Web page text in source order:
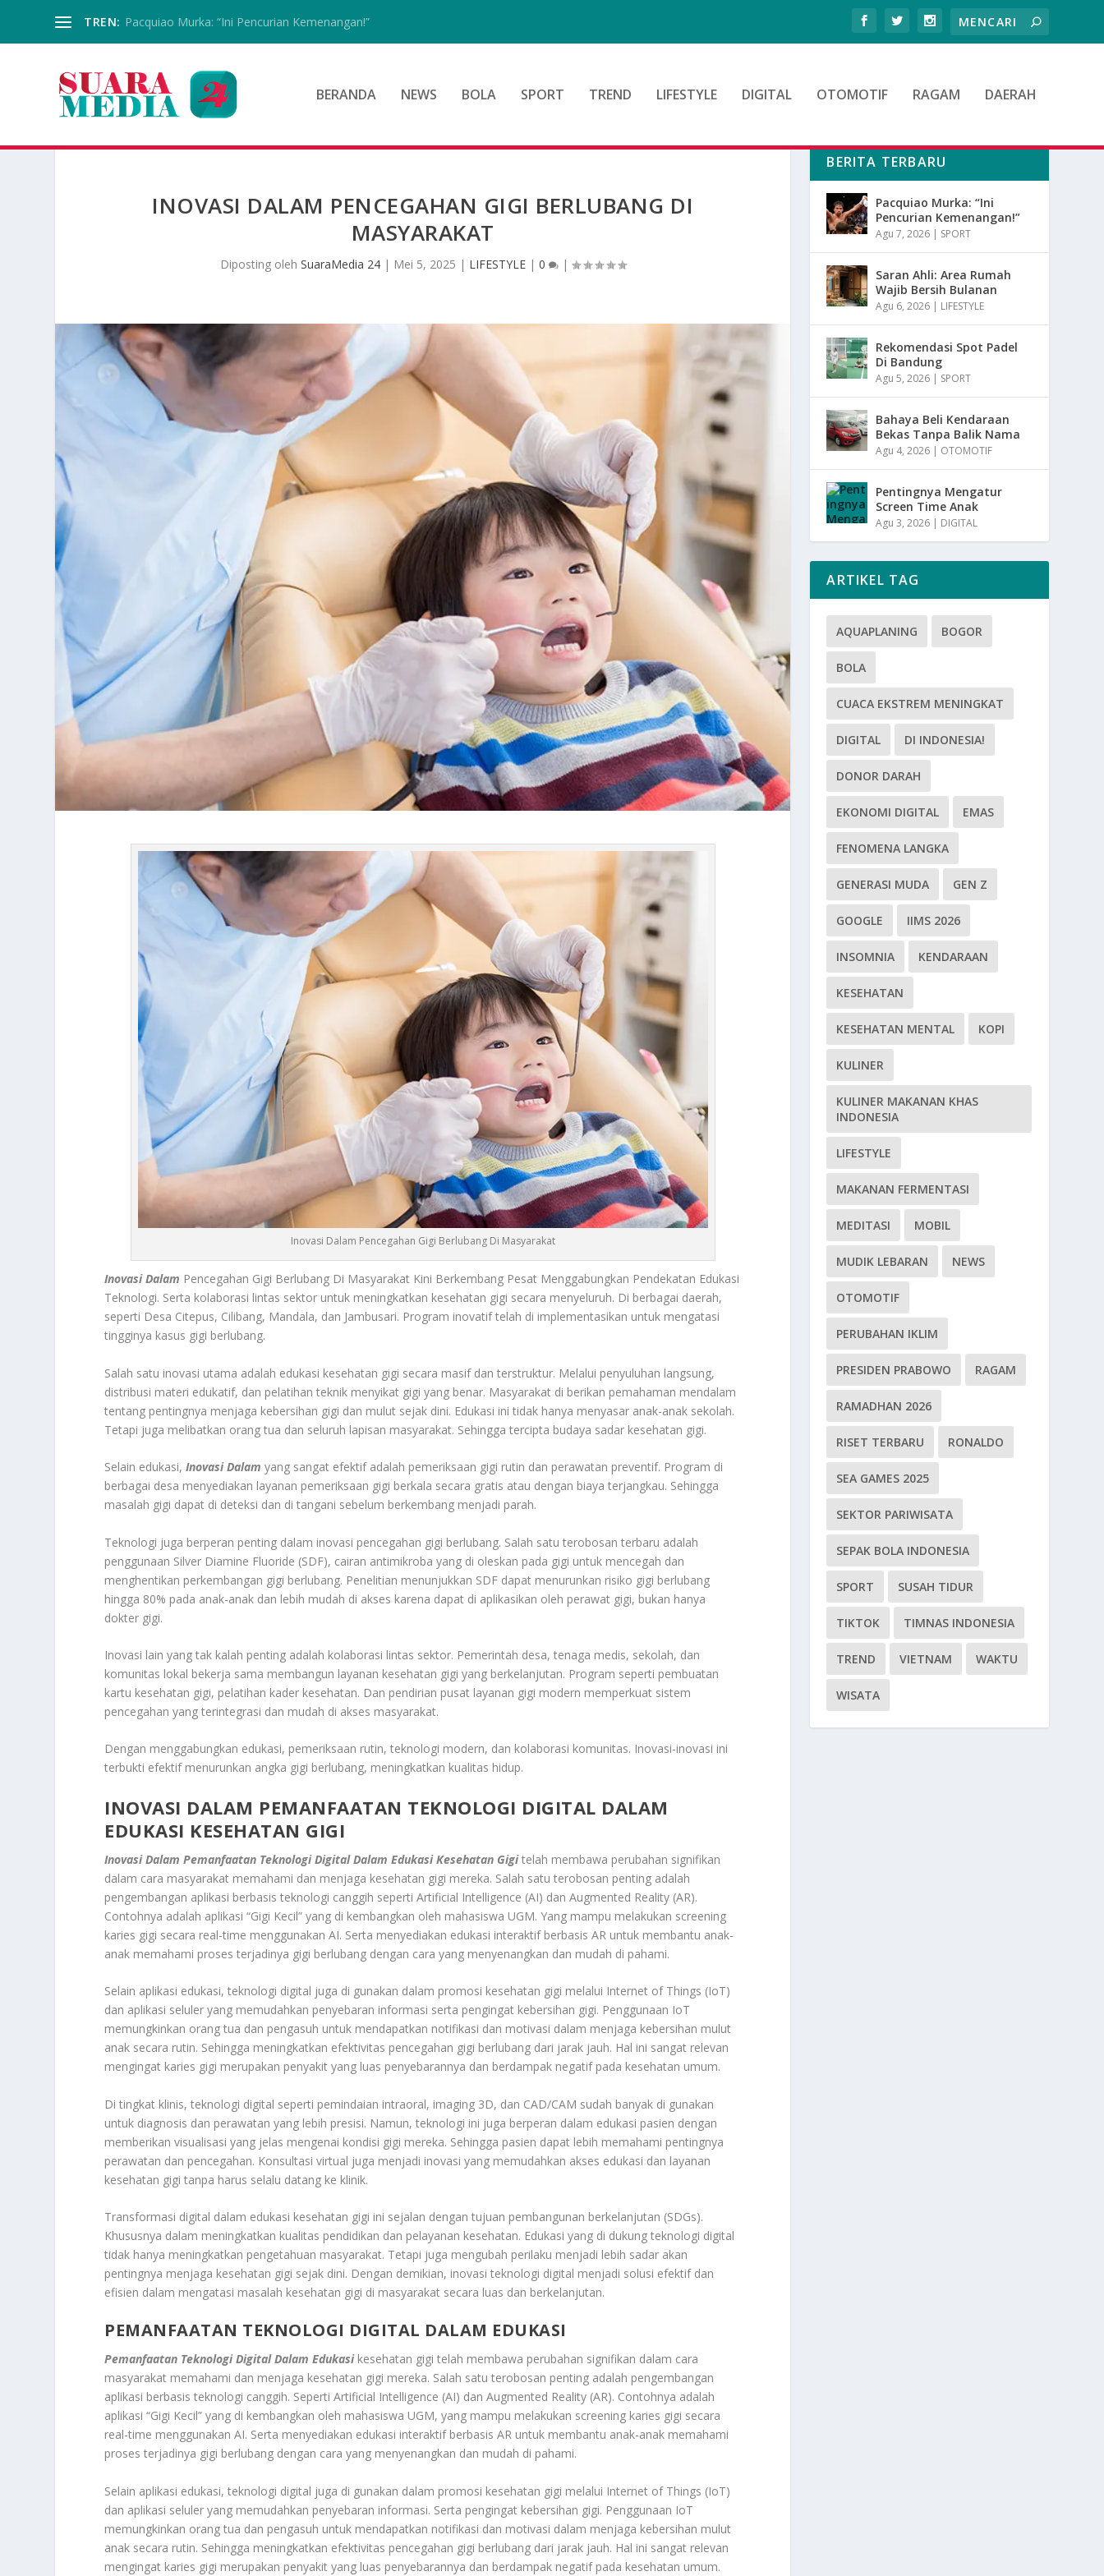
TREN: Pacquiao Murka: “Ini Pencurian Kemenangan!”
BERANDA NEWS BOLA SPORT TREND LIFESTYLE DIGITAL OTOMOTIF RAGAM DAERAH
INOVASI DALAM PENCEGAHAN GIGI BERLUBANG DI
MASYARAKAT
Diposting oleh SuaraMedia 24| Mei 5, 2025 | LIFESTYLE| 0 |
Inovasi Dalam Pencegahan Gigi Berlubang Di Masyarakat
Inovasi Dalam Pencegahan Gigi Berlubang Di Masyarakat Kini Berkembang Pesat Menggabungkan Pendekatan Edukasi
Teknologi. Serta kolaborasi lintas sektor untuk meningkatkan kesehatan gigi secara menyeluruh. Di berbagai daerah,
seperti Desa Citepus, Cilibang, Mandala, dan Jambusari. Program inovatif telah di implementasikan untuk mengatasi
tingginya kasus gigi berlubang.
Salah satu inovasi utama adalah edukasi kesehatan gigi secara masif dan terstruktur. Melalui penyuluhan langsung,
distribusi materi edukatif, dan pelatihan teknik menyikat gigi yang benar. Masyarakat di berikan pemahaman mendalam
tentang pentingnya menjaga kebersihan gigi dan mulut sejak dini. Edukasi ini tidak hanya menyasar anak-anak sekolah.
Tetapi juga melibatkan orang tua dan seluruh lapisan masyarakat. Sehingga tercipta budaya sadar kesehatan gigi.
Selain edukasi,Inovasi Dalam yang sangat efektif adalah pemeriksaan gigi rutin dan perawatan preventif. Program di
berbagai desa menyediakan layanan pemeriksaan gigi berkala secara gratis atau dengan biaya terjangkau. Sehingga
masalah gigi dapat di deteksi dan di tangani sebelum berkembang menjadi parah.
Teknologi juga berperan penting dalam inovasi pencegahan gigi berlubang. Salah satu terobosan terbaru adalah
penggunaan Silver Diamine Fluoride (SDF), cairan antimikroba yang di oleskan pada gigi untuk mencegah dan
menghentikan perkembangan gigi berlubang. Penelitian menunjukkan SDF dapat menurunkan risiko gigi berlubang
hingga 80% pada anak-anak dan lebih mudah di akses karena dapat di aplikasikan oleh perawat gigi, bukan hanya
dokter gigi.
Inovasi lain yang tak kalah penting adalah kolaborasi lintas sektor. Pemerintah desa, tenaga medis, sekolah, dan
komunitas lokal bekerja sama membangun layanan kesehatan gigi yang berkelanjutan. Program seperti pembuatan
kartu kesehatan gigi, pelatihan kader kesehatan. Dan pendirian pusat layanan gigi modern memperkuat sistem
pencegahan yang terintegrasi dan mudah di akses masyarakat.
Dengan menggabungkan edukasi, pemeriksaan rutin, teknologi modern, dan kolaborasi komunitas. Inovasi-inovasi ini
terbukti efektif menurunkan angka gigi berlubang, meningkatkan kualitas hidup.
INOVASI DALAM PEMANFAATAN TEKNOLOGI DIGITAL DALAM
EDUKASI KESEHATAN GIGI
Inovasi Dalam Pemanfaatan Teknologi Digital Dalam Edukasi Kesehatan Gigitelah membawa perubahan signifikan
dalam cara masyarakat memahami dan menjaga kesehatan gigi mereka. Salah satu terobosan penting adalah
pengembangan aplikasi berbasis teknologi canggih seperti Artificial Intelligence (AI) dan Augmented Reality (AR).
Contohnya adalah aplikasi “Gigi Kecil” yang di kembangkan oleh mahasiswa UGM. Yang mampu melakukan screening
karies gigi secara real-time menggunakan AI. Serta menyediakan edukasi interaktif berbasis AR untuk membantu anak-
anak memahami proses terjadinya gigi berlubang dengan cara yang menyenangkan dan mudah di pahami.
Selain aplikasi edukasi, teknologi digital juga di gunakan dalam promosi kesehatan gigi melalui Internet of Things (IoT)
dan aplikasi seluler yang memudahkan penyebaran informasi serta pengingat kebersihan gigi. Penggunaan IoT
memungkinkan orang tua dan pengasuh untuk mendapatkan notifikasi dan motivasi dalam menjaga kebersihan mulut
anak secara rutin. Sehingga meningkatkan efektivitas pencegahan gigi berlubang dari jarak jauh. Hal ini sangat relevan
mengingat karies gigi merupakan penyakit yang luas penyebarannya dan berdampak negatif pada kesehatan umum.
Di tingkat klinis, teknologi digital seperti pemindaian intraoral, imaging 3D, dan CAD/CAM sudah banyak di gunakan
untuk diagnosis dan perawatan yang lebih presisi. Namun, teknologi ini juga berperan dalam edukasi pasien dengan
memberikan visualisasi yang jelas mengenai kondisi gigi mereka. Sehingga pasien dapat lebih memahami pentingnya
perawatan dan pencegahan. Konsultasi virtual juga menjadi inovasi yang memudahkan akses edukasi dan layanan
kesehatan gigi tanpa harus selalu datang ke klinik.
Transformasi digital dalam edukasi kesehatan gigi ini sejalan dengan tujuan pembangunan berkelanjutan (SDGs).
Khususnya dalam meningkatkan kualitas pendidikan dan pelayanan kesehatan. Edukasi yang di dukung teknologi digital
tidak hanya meningkatkan pengetahuan masyarakat. Tetapi juga mengubah perilaku menjadi lebih sadar akan
pentingnya menjaga kesehatan gigi sejak dini. Dengan demikian, inovasi teknologi digital menjadi solusi efektif dan
efisien dalam mengatasi masalah kesehatan gigi di masyarakat secara luas dan berkelanjutan.
PEMANFAATAN TEKNOLOGI DIGITAL DALAM EDUKASI
Pemanfaatan Teknologi Digital Dalam Edukasikesehatan gigi telah membawa perubahan signifikan dalam cara
masyarakat memahami dan menjaga kesehatan gigi mereka. Salah satu terobosan penting adalah pengembangan
aplikasi berbasis teknologi canggih. Seperti Artificial Intelligence (AI) dan Augmented Reality (AR). Contohnya adalah
aplikasi “Gigi Kecil” yang di kembangkan oleh mahasiswa UGM, yang mampu melakukan screening karies gigi secara
real-time menggunakan AI. Serta menyediakan edukasi interaktif berbasis AR untuk membantu anak-anak memahami
proses terjadinya gigi berlubang dengan cara yang menyenangkan dan mudah di pahami.
Selain aplikasi edukasi, teknologi digital juga di gunakan dalam promosi kesehatan gigi melalui Internet of Things (IoT)
dan aplikasi seluler yang memudahkan penyebaran informasi. Serta pengingat kebersihan gigi. Penggunaan IoT
memungkinkan orang tua dan pengasuh untuk mendapatkan notifikasi dan motivasi dalam menjaga kebersihan mulut
anak secara rutin. Sehingga meningkatkan efektivitas pencegahan gigi berlubang dari jarak jauh. Hal ini sangat relevan
mengingat karies gigi merupakan penyakit yang luas penyebarannya dan berdampak negatif pada kesehatan umum.
BERITA TERBARU
Pacquiao Murka: “Ini
Pencurian Kemenangan!”
Agu 7, 2026 | SPORT
Saran Ahli: Area Rumah
Wajib Bersih Bulanan
Agu 6, 2026 | LIFESTYLE
Rekomendasi Spot Padel
Di Bandung
Agu 5, 2026 | SPORT
Bahaya Beli Kendaraan
Bekas Tanpa Balik Nama
Agu 4, 2026 | OTOMOTIF
Pentingnya Mengatur
Screen Time Anak
Agu 3, 2026 | DIGITAL
ARTIKEL TAG
AQUAPLANING BOGOR
BOLA
CUACA EKSTREM MENINGKAT
DIGITAL DI INDONESIA!
DONOR DARAH
EKONOMI DIGITAL EMAS
FENOMENA LANGKA
GENERASI MUDA GEN Z
GOOGLE IIMS 2026
INSOMNIA KENDARAAN
KESEHATAN
KESEHATAN MENTAL KOPI
KULINER
KULINER MAKANAN KHAS
INDONESIA
LIFESTYLE
MAKANAN FERMENTASI
MEDITASI MOBIL
MUDIK LEBARAN NEWS
OTOMOTIF
PERUBAHAN IKLIM
PRESIDEN PRABOWO RAGAM
RAMADHAN 2026
RISET TERBARU RONALDO
SEA GAMES 2025
SEKTOR PARIWISATA
SEPAK BOLA INDONESIA
SPORT SUSAH TIDUR
TIKTOK TIMNAS INDONESIA
TREND VIETNAM WAKTU
WISATA